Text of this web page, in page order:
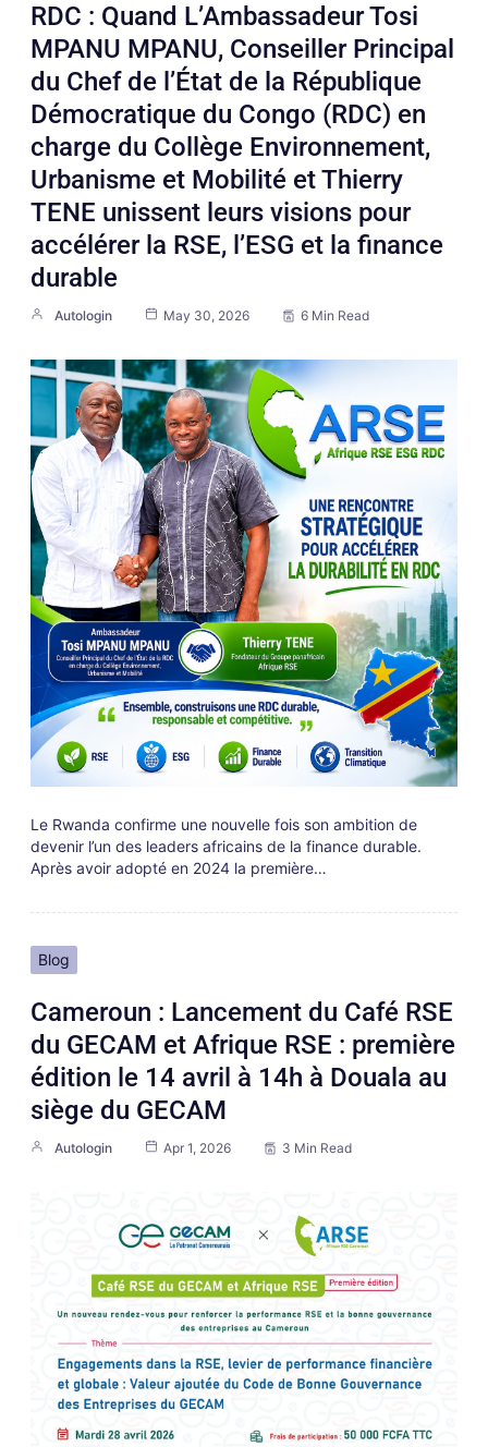
RDC : Quand L’Ambassadeur Tosi
MPANU MPANU, Conseiller Principal
du Chef de l’État de la République
Démocratique du Congo (RDC) en
charge du Collège Environnement,
Urbanisme et Mobilité et Thierry
TENE unissent leurs visions pour
accélérer la RSE, l’ESG et la finance
durable
Autologin May 30, 2026 6 Min Read
Le Rwanda confirme une nouvelle fois son ambition de
devenir l’un des leaders africains de la finance durable.
Après avoir adopté en 2024 la première…
Blog
Cameroun : Lancement du Café RSE
du GECAM et Afrique RSE : première
édition le 14 avril à 14h à Douala au
siège du GECAM
Autologin Apr 1, 2026 3 Min Read